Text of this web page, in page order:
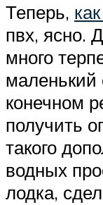
Теперь,
пвх, ясно.
много
маленький
конечном
получить
такого
водных
лодка,